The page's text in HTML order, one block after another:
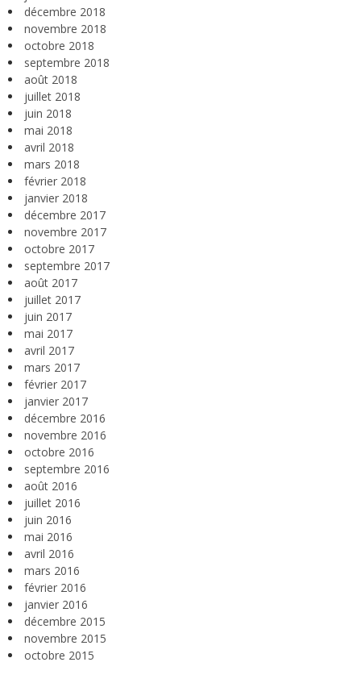
décembre 2018
novembre 2018
octobre 2018
septembre 2018
août 2018
juillet 2018
juin 2018
mai 2018
avril 2018
mars 2018
février 2018
janvier 2018
décembre 2017
novembre 2017
octobre 2017
septembre 2017
août 2017
juillet 2017
juin 2017
mai 2017
avril 2017
mars 2017
février 2017
janvier 2017
décembre 2016
novembre 2016
octobre 2016
septembre 2016
août 2016
juillet 2016
juin 2016
mai 2016
avril 2016
mars 2016
février 2016
janvier 2016
décembre 2015
novembre 2015
octobre 2015